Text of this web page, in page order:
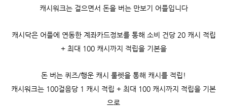
캐시워크는 걸으면서 돈을 버는 만보기 어플입니다
캐시닥은 어플에 연동한 계좌카드정보를 통해 소비 건당 20 캐시 적립
+ 최대 100 캐시까지 적립을 기본을
돈 버는 퀴즈/행운 캐시 룰렛을 통해 캐시를 적립!
캐시워크는 100걸음당 1 캐시 적립 + 최대 100 캐시까지 적립을 기본
으로